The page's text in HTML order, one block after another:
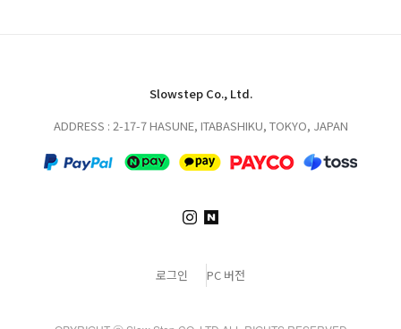
Slowstep Co., Ltd.
ADDRESS : 2-17-7 HASUNE, ITABASHIKU, TOKYO, JAPAN
로그인 PC 버전